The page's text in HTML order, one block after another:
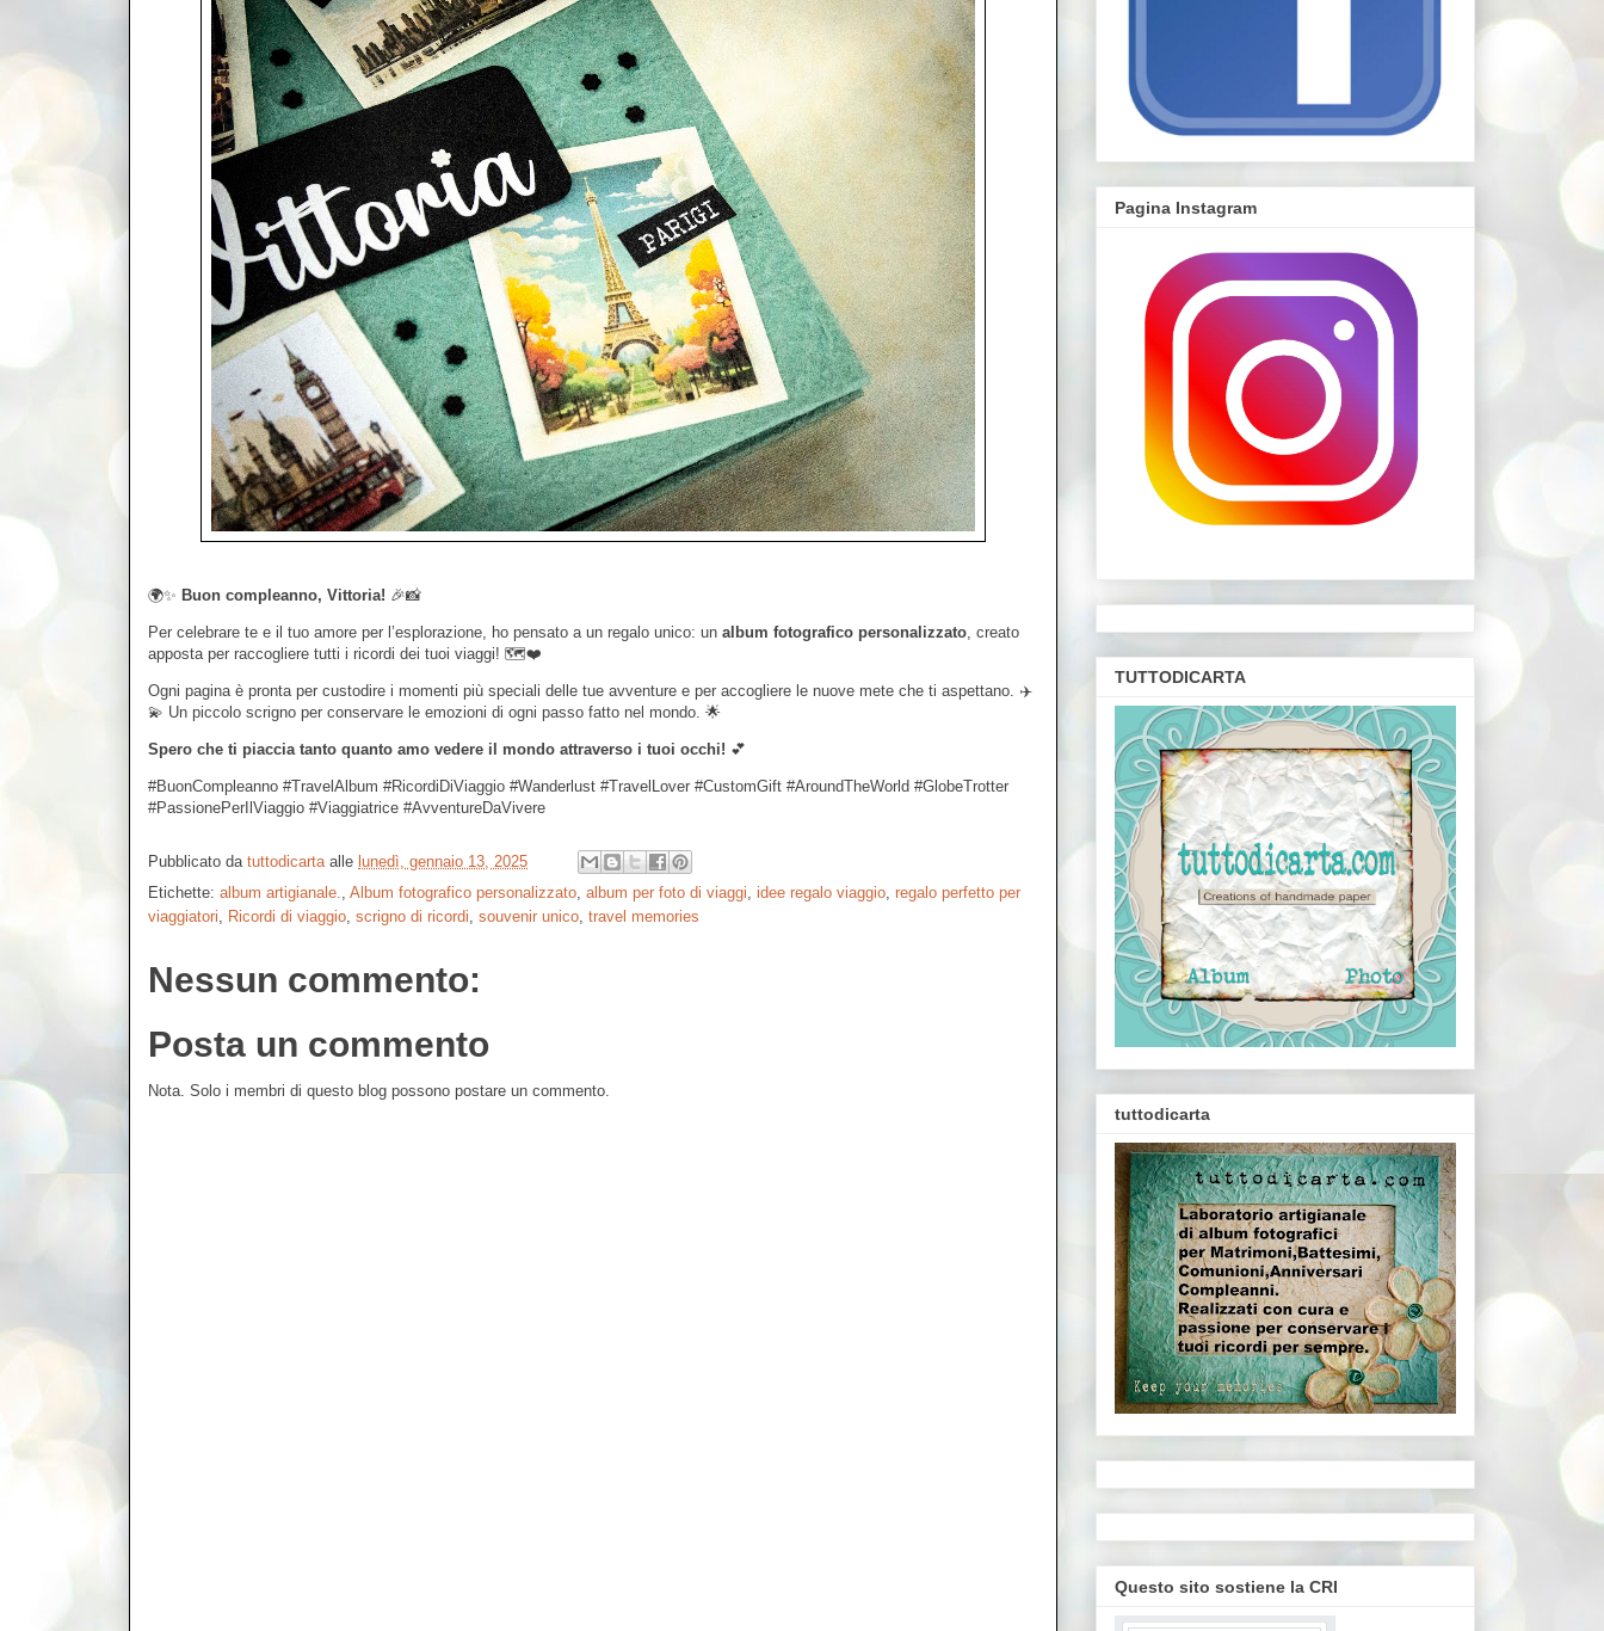
🌍✨ Buon compleanno, Vittoria! 🎉📸
Per celebrare te e il tuo amore per l’esplorazione, ho pensato a un regalo unico: un album fotografico personalizzato, creato
apposta per raccogliere tutti i ricordi dei tuoi viaggi! 🗺️❤️
Ogni pagina è pronta per custodire i momenti più speciali delle tue avventure e per accogliere le nuove mete che ti aspettano. ✈️
💫 Un piccolo scrigno per conservare le emozioni di ogni passo fatto nel mondo. 🌟
Spero che ti piaccia tanto quanto amo vedere il mondo attraverso i tuoi occhi! 💕
#BuonCompleanno #TravelAlbum #RicordiDiViaggio #Wanderlust #TravelLover #CustomGift #AroundTheWorld #GlobeTrotter
#PassionePerIlViaggio #Viaggiatrice #AvventureDaVivere
Pubblicato da tuttodicarta alle lunedì, gennaio 13, 2025
Etichette: album artigianale., Album fotografico personalizzato, album per foto di viaggi, idee regalo viaggio, regalo perfetto per
viaggiatori, Ricordi di viaggio, scrigno di ricordi, souvenir unico, travel memories
Nessun commento:
Posta un commento
Nota. Solo i membri di questo blog possono postare un commento.
Pagina Instagram
TUTTODICARTA
tuttodicarta
Questo sito sostiene la CRI